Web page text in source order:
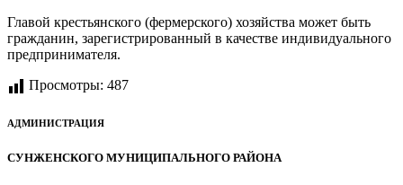
Главой крестьянского (фермерского) хозяйства может быть
гражданин, зарегистрированный в качестве индивидуального
предпринимателя.
Просмотры: 487
АДМИНИСТРАЦИЯ
СУНЖЕНСКОГО МУНИЦИПАЛЬНОГО РАЙОНА